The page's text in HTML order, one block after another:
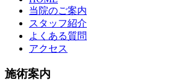
当院のご案内
スタッフ紹介
よくある質問
アクセス
施術案内